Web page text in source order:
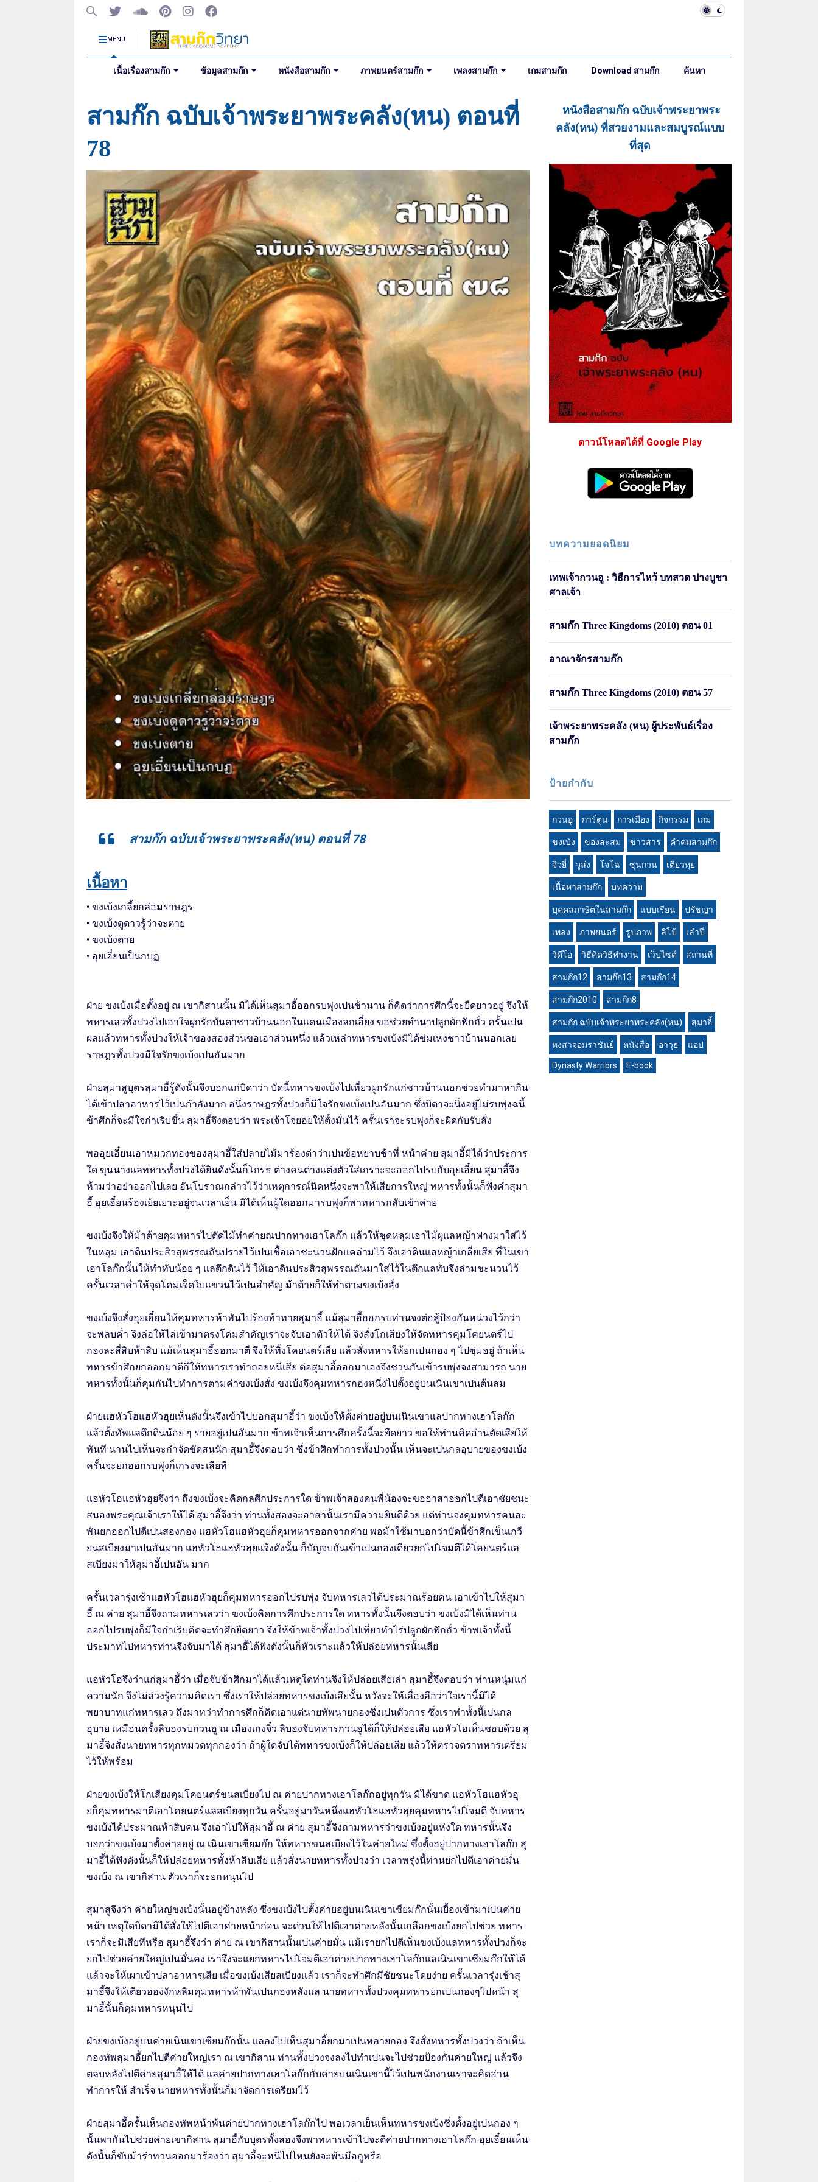
MENU
เนื้อเรื่องสามก๊ก ข้อมูลสามก๊ก หนังสือสามก๊ก ภาพยนตร์สามก๊ก เพลงสามก๊ก เกมสามก๊ก Download สามก๊ก ค้นหา
สามก๊ก ฉบับเจ้าพระยาพระคลัง(หน) ตอนที่
78
สามก๊ก ฉบับเจ้าพระยาพระคลัง(หน) ตอนที่ 78
เนื้อหา
• ขงเบ้งเกลี้ยกล่อมราษฎร
• ขงเบ้งดูดาวรู้ว่าจะตาย
• ขงเบ้งตาย
• อุยเอี๋ยนเป็นกบฏ
ฝ่าย ขงเบ้งเมื่อตั้งอยู่ ณ เขากิสานนั้น มิได้เห็นสุมาอี้ออกรบพุ่งเปนช้านาน ก็คิดว่าการศึกนี้จะยืดยาวอยู่ จึงให้
ทหารเลวทั้งปวงไปเอาใจผูกรักบันดาชาวบ้านนอกในแดนเมืองลกเอี๋ยง ขอช่วยทำนาปลูกผักฟักถั่ว ครั้นเปน
ผลแล้วทหารทั้งปวงให้เจ้าของสองส่วนขอเอาส่วนหนึ่ง แล้วเหล่าทหารขงเบ้งมิได้ข่มเหงชาวบ้านนอกเลย
ราษฎรทั้งปวงมีใจรักขงเบ้งเปนอันมาก
ฝ่ายสุมาสูบุตรสุมาอี้รู้ดังนั้นจึงบอกแก่บิดาว่า บัดนี้ทหารขงเบ้งไปเที่ยวผูกรักแก่ชาวบ้านนอกช่วยทำมาหากิน
ได้เข้าปลาอาหารไว้เปนกำลังมาก อนึ่งราษฎรทั้งปวงก็มีใจรักขงเบ้งเปนอันมาก ซึ่งบิดาจะนิ่งอยู่ไม่รบพุ่งฉนี้
ข้าศึกก็จะมีใจกำเริบขึ้น สุมาอี้จึงตอบว่า พระเจ้าโจยอยให้ตั้งมั่นไว้ ครั้นเราจะรบพุ่งก็จะผิดกับรับสั่ง
พออุยเอี๋ยนเอาหมวกทองของสุมาอี้ใส่ปลายไม้มาร้องด่าว่าเปนข้อหยาบช้าที่ หน้าค่าย สุมาอี้มิได้ว่าประการ
ใด ขุนนางแลทหารทั้งปวงได้ยินดังนั้นก็โกรธ ต่างคนต่างแต่งตัวใส่เกราะจะออกไปรบกับอุยเอี๋ยน สุมาอี้จึง
ห้ามว่าอย่าออกไปเลย อันโบราณกล่าวไว้ว่าเหตุการณ์นิดหนึ่งจะพาให้เสียการใหญ่ ทหารทั้งนั้นก็ฟังคำสุมา
อี้ อุยเอี๋ยนร้องเย้ยเยาะอยู่จนเวลาเย็น มิได้เห็นผู้ใดออกมารบพุ่งก็พาทหารกลับเข้าค่าย
ขงเบ้งจึงให้ม้าต้ายคุมทหารไปตัดไม้ทำค่ายณปากทางเฮาโลก๊ก แล้วให้ชุดหลุมเอาไม้ผุแลหญ้าฟางมาใส่ไว้
ในหลุม เอาดินประสิวสุพรรณถันปรายไว้เปนเชื้อเอาชะนวนฝักแคล่ามไว้ จึงเอาดินแลหญ้าเกลี่ยเสีย ที่ในเขา
เฮาโลก๊กนั้นให้ทำทับน้อย ๆ แลตึกดินไว้ ให้เอาดินประสิวสุพรรณถันมาใส่ไว้ในตึกแลทับจึงล่ามชะนวนไว้
ครั้นเวลาค่ำให้จุดโคมเจ็ดใบแขวนไว้เปนสำคัญ ม้าต้ายก็ให้ทำตามขงเบ้งสั่ง
ขงเบ้งจึงสั่งอุยเอี๋ยนให้คุมทหารห้าพันไปร้องท้าทายสุมาอี้ แม้สุมาอี้ออกรบท่านจงต่อสู้ป้องกันหน่วงไว้กว่า
จะพลบคํ่า จึงล่อให้ไล่เข้ามาตรงโคมสำคัญเราจะจับเอาตัวให้ได้ จึงสั่งโกเสียงให้จัดทหารคุมโคยนตร์ไป
กองละสี่สิบห้าสิบ แม้เห็นสุมาอี้ออกมาตี จึงให้ทิ้งโคยนตร์เสีย แล้วสั่งทหารให้ยกเปนกอง ๆ ไปซุ่มอยู่ ถ้าเห็น
ทหารข้าศึกยกออกมาตีกีให้ทหารเราทำถอยหนีเสีย ต่อสุมาอี้ออกมาเองจึงชวนกันเข้ารบพุ่งจงสามารถ นาย
ทหารทั้งนั้นก็คุมกันไปทำการตามคำขงเบ้งสั่ง ขงเบ้งจึงคุมทหารกองหนึ่งไปตั้งอยู่บนเนินเขาเปนต้นลม
ฝ่ายแฮหัวโฮแฮหัวฮุยเห็นดังนั้นจึงเข้าไปบอกสุมาอี้ว่า ขงเบ้งให้ตั้งค่ายอยู่บนเนินเขาแลปากทางเฮาโลก๊ก
แล้วตั้งทัพแลตึกดินน้อย ๆ รายอยู่เปนอันมาก ข้าพเจ้าเห็นการศึกครั้งนี้จะยืดยาว ขอให้ท่านคิดอ่านตัดเสียให้
ทันที นานไปเห็นจะกำจัดขัดสนนัก สุมาอี้จึงตอบว่า ซึ่งข้าศึกทำการทั้งปวงนั้น เห็นจะเปนกลอุบายของขงเบ้ง
ครั้นจะยกออกรบพุ่งก็เกรงจะเสียที
แฮหัวโฮแฮหัวฮุยจึงว่า ถึงขงเบ้งจะคิดกลศึกประการใด ข้าพเจ้าสองคนพี่น้องจะขออาสาออกไปตีเอาชัยชนะ
สนองพระคุณเจ้าเราให้ได้ สุมาอี้จึงว่า ท่านทั้งสองจะอาสานั้นเรามีความยินดีด้วย แต่ท่านจงคุมทหารคนละ
พันยกออกไปตีเปนสองกอง แฮหัวโฮแฮหัวฮุยก็คุมทหารออกจากค่าย พอม้าใช้มาบอกว่าบัดนี้ข้าศึกเข็นเกวี
ยนสเบียงมาเปนอันมาก แฮหัวโฮแฮหัวฮุยแจ้งดังนั้น ก็บัญจบกันเข้าเปนกองเดียวยกไปโจมตีได้โคยนตร์แล
สเบียงมาให้สุมาอี้เปนอัน มาก
ครั้นเวลารุ่งเช้าแฮหัวโฮแฮหัวฮุยก็คุมทหารออกไปรบพุ่ง จับทหารเลวได้ประมาณร้อยคน เอาเข้าไปให้สุมา
อี้ ณ ค่าย สุมาอี้จึงถามทหารเลวว่า ขงเบ้งคิดการศึกประการใด ทหารทั้งนั้นจึงตอบว่า ขงเบ้งมิได้เห็นท่าน
ออกไปรบพุ่งก็มีใจกำเริบคิดจะทำศึกยืดยาว จึงให้ข้าพเจ้าทั้งปวงไปเที่ยวทำไร่ปลูกผักฟักถั่ว ข้าพเจ้าทั้งนี้
ประมาทไปทหารท่านจึงจับมาได้ สุมาอี้ได้ฟังดังนั้นก็หัวเราะแล้วให้ปล่อยทหารนั้นเสีย
แฮหัวโฮจึงว่าแก่สุมาอี้ว่า เมื่อจับข้าศึกมาได้แล้วเหตุใดท่านจึงให้ปล่อยเสียเล่า สุมาอี้จึงตอบว่า ท่านหนุ่มแก่
ความนัก จึงไม่ล่วงรู้ความคิดเรา ซึ่งเราให้ปล่อยทหารขงเบ้งเสียนั้น หวังจะให้เลื่องลือว่าใจเรานี้มิได้
พยาบาทแก่ทหารเลว ถึงมาทว่าทำการศึกก็คิดเอาแต่นายทัพนายกองซึ่งเปนตัวการ ซึ่งเราทำทั้งนี้เปนกล
อุบาย เหมือนครั้งลิบองรบกวนอู ณ เมืองเกงจิ๋ว ลิบองจับทหารกวนอูได้ก็ให้ปล่อยเสีย แฮหัวโฮเห็นชอบด้วย สุ
มาอี้จึงสั่งนายทหารทุกหมวดทุกกองว่า ถ้าผู้ใดจับได้ทหารขงเบ้งก็ให้ปล่อยเสีย แล้วให้ตรวจตราทหารเตรียม
ไว้ให้พร้อม
ฝ่ายขงเบ้งให้โกเสียงคุมโคยนตร์ขนสเบียงไป ณ ค่ายปากทางเฮาโลก๊กอยู่ทุกวัน มิได้ขาด แฮหัวโฮแฮหัวฮุ
ยก็คุมทหารมาตีเอาโคยนตร์แลสเบียงทุกวัน ครั้นอยู่มาวันหนึ่งแฮหัวโฮแฮหัวฮุยคุมทหารไปโจมตี จับทหาร
ขงเบ้งได้ประมาณห้าสิบคน จึงเอาไปให้สุมาอี้ ณ ค่าย สุมาอี้จึงถามทหารว่าขงเบ้งอยู่แห่งใด ทหารนั้นจึง
บอกว่าขงเบ้งมาตั้งค่ายอยู่ ณ เนินเขาเซียมก๊ก ให้ทหารขนสเบียงไว้ในค่ายใหม่ ซึ่งตั้งอยู่ปากทางเฮาโลก๊ก สุ
มาอี้ได้ฟังดังนั้นก็ให้ปล่อยทหารทั้งห้าสิบเสีย แล้วสั่งนายทหารทั้งปวงว่า เวลาพรุ่งนี้ท่านยกไปตีเอาค่ายมั่น
ขงเบ้ง ณ เขากิสาน ตัวเราก็จะยกหนุนไป
สุมาสูจึงว่า ค่ายใหญ่ขงเบ้งนั้นอยู่ข้างหลัง ซึ่งขงเบ้งไปตั้งค่ายอยู่บนเนินเขาเซียมก๊กนั้นเยื้องเข้ามาเปนค่าย
หน้า เหตุใดบิดามิได้สั่งให้ไปตีเอาค่ายหน้าก่อน จะด่วนให้ไปตีเอาค่ายหลังนั้นเกลือกขงเบ้งยกไปช่วย ทหาร
เราก็จะมิเสียทีหรือ สุมาอี้จึงว่า ค่าย ณ เขากิสานนั้นเปนค่ายมั่น แม้เรายกไปตีเห็นขงเบ้งแลทหารทั้งปวงก็จะ
ยกไปช่วยค่ายใหญ่เปนมั่นคง เราจึงจะแยกทหารไปโจมตีเอาค่ายปากทางเฮาโลก๊กแลเนินเขาเซียมก๊กให้ได้
แล้วจะให้เผาเข้าปลาอาหารเสีย เมื่อขงเบ้งเสียสเบียงแล้ว เราก็จะทำศึกมีชัยชนะโดยง่าย ครั้นเวลารุ่งเช้าสุ
มาอี้จึงให้เตียวฮองงักหลิมคุมทหารห้าพันเปนกองหลังแล นายทหารทั้งปวงคุมทหารยกเปนกองๆไปหน้า สุ
มาอี้นั้นก็คุมทหารหนุนไป
ฝ่ายขงเบ้งอยู่บนค่ายเนินเขาเซียมก๊กนั้น แลลงไปเห็นสุมาอี้ยกมาเปนหลายกอง จึงสั่งทหารทั้งปวงว่า ถ้าเห็น
กองทัพสุมาอี้ยกไปตีค่ายใหญ่เรา ณ เขากิสาน ท่านทั้งปวงจงลงไปทำเปนจะไปช่วยป้องกันค่ายใหญ่ แล้วจึง
ตลบหลังไปตีค่ายสุมาอี้ให้ได้ แลค่ายปากทางเฮาโลก๊กกับค่ายบนเนินเขานี้ไว้เปนพนักงานเราจะคิดอ่าน
ทำการให้ สำเร็จ นายทหารทั้งนั้นก็มาจัดการเตรียมไว้
ฝ่ายสุมาอี้ครั้นเห็นกองทัพหน้าพ้นค่ายปากทางเฮาโลก๊กไป พอเวลาเย็นเห็นทหารขงเบ้งซึ่งตั้งอยู่เปนกอง ๆ
นั้นพากันไปช่วยค่ายเขากิสาน สุมาอี้กับบุตรทั้งสองจึงพาทหารเข้าไปจะตีค่ายปากทางเฮาโลก๊ก อุยเอี๋ยนเห็น
ดังนั้นก็ขับม้ารำทวนออกมาร้องว่า สุมาอี้จะหนีไปไหนยังจะพ้นมือกูหรือ
หนังสือสามก๊ก ฉบับเจ้าพระยาพระ
คลัง(หน) ที่สวยงามและสมบูรณ์แบบ
ที่สุด
ดาวน์โหลดได้ที่ Google Play
บทความยอดนิยม
เทพเจ้ากวนอู : วิธีการไหว้ บทสวด ปางบูชา
ศาลเจ้า
สามก๊ก Three Kingdoms (2010) ตอน 01
อาณาจักรสามก๊ก
สามก๊ก Three Kingdoms (2010) ตอน 57
เจ้าพระยาพระคลัง (หน) ผู้ประพันธ์เรื่อง
สามก๊ก
ป้ายกำกับ
กวนอู การ์ตูน การเมือง กิจกรรม เกม
ขงเบ้ง ของสะสม ข่าวสาร คำคมสามก๊ก
จิวยี่ จูล่ง โจโฉ ซุนกวน เตียวหุย
เนื้อหาสามก๊ก บทความ
บุคคลภาษิตในสามก๊ก แบบเรียน ปรัชญา
เพลง ภาพยนตร์ รูปภาพ ลิโป้ เล่าปี่
วิดีโอ วิธีคิดวิธีทำงาน เว็บไซต์ สถานที่
สามก๊ก12 สามก๊ก13 สามก๊ก14
สามก๊ก2010 สามก๊ก8
สามก๊ก ฉบับเจ้าพระยาพระคลัง(หน) สุมาอี้
หงสาจอมราชันย์ หนังสือ อาวุธ แอป
Dynasty Warriors E-book